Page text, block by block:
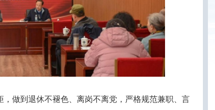
做到退休不褪色、离岗不离党，严格规范兼职、言